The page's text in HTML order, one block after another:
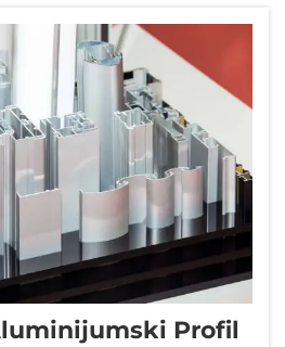
obrade površina...
Profil